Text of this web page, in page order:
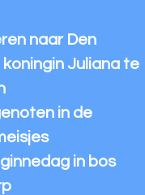
naar Den
koningin Juliana te
in de
in bos